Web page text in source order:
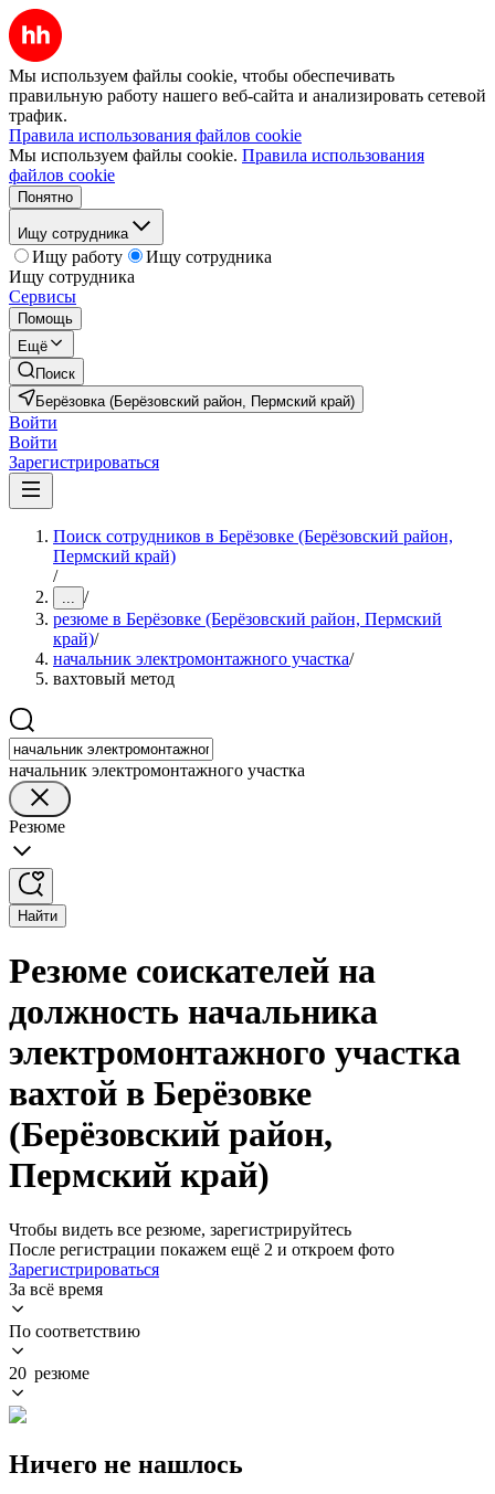
Мы используем файлы cookie, чтобы обеспечивать
правильную работу нашего веб-сайта и анализировать сетевой
трафик.
Правила использования файлов cookie
Мы используем файлы cookie. Правила использования
файлов cookie
Понятно
Ищу сотрудника
Ищу работу
Ищу сотрудника
Ищу сотрудника
Сервисы
Помощь
Ещё
Поиск
Берёзовка (Берёзовский район, Пермский край)
Войти
Войти
Зарегистрироваться
Поиск сотрудников в Берёзовке (Берёзовский район,
Пермский край)
/
... /
резюме в Берёзовке (Берёзовский район, Пермский
край)/
начальник электромонтажного участка/
вахтовый метод
начальник электромонтажного участка
Резюме
Найти
Резюме соискателей на
должность начальника
электромонтажного участка
вахтой в Берёзовке
(Берёзовский район,
Пермский край)
Чтобы видеть все резюме, зарегистрируйтесь
После регистрации покажем ещё 2 и откроем фото
Зарегистрироваться
За всё время
По соответствию
20 резюме
Ничего не нашлось